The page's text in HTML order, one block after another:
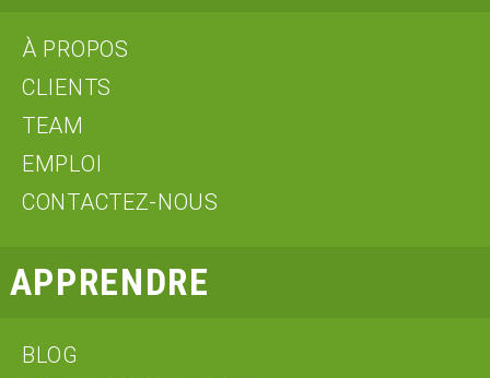
À PROPOS
CLIENTS
TEAM
EMPLOI
CONTACTEZ-NOUS
APPRENDRE
BLOG